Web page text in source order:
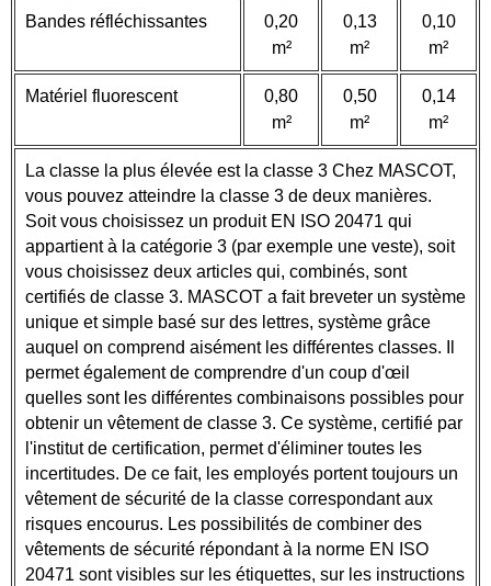
Bandes réfléchissantes
0,20
m²
0,13
m²
0,10
m²
Matériel fluorescent
0,80
m²
0,50
m²
0,14
m²
La classe la plus élevée est la classe 3 Chez MASCOT,
vous pouvez atteindre la classe 3 de deux manières.
Soit vous choisissez un produit EN ISO 20471 qui
appartient à la catégorie 3 (par exemple une veste), soit
vous choisissez deux articles qui, combinés, sont
certifiés de classe 3. MASCOT a fait breveter un système
unique et simple basé sur des lettres, système grâce
auquel on comprend aisément les différentes classes. Il
permet également de comprendre d'un coup d'œil
quelles sont les différentes combinaisons possibles pour
obtenir un vêtement de classe 3. Ce système, certifié par
l'institut de certification, permet d'éliminer toutes les
incertitudes. De ce fait, les employés portent toujours un
vêtement de sécurité de la classe correspondant aux
risques encourus. Les possibilités de combiner des
vêtements de sécurité répondant à la norme EN ISO
20471 sont visibles sur les étiquettes, sur les instructions